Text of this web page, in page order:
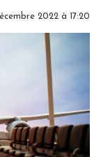
2022 à 17:20